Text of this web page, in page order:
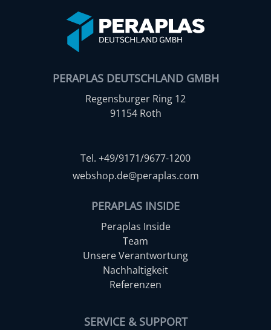
PERAPLAS DEUTSCHLAND GMBH
Regensburger Ring 12
91154 Roth
Tel. +49/9171/9677-1200
webshop.de@peraplas.com
PERAPLAS INSIDE
Peraplas Inside
Team
Unsere Verantwortung
Nachhaltigkeit
Referenzen
SERVICE & SUPPORT